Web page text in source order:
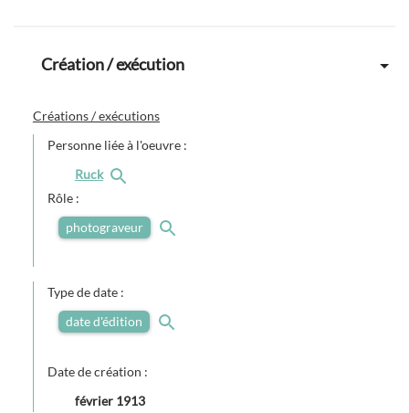
Création / exécution
Créations / exécutions
Personne liée à l'oeuvre :
Ruck
Rôle :
photograveur
Type de date :
date d'édition
Date de création :
février 1913